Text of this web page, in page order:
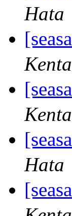
Hata
Hata